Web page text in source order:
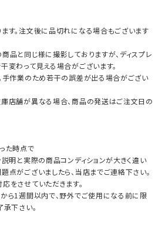
す。注文後に品切れになる場合もございます
と同じ様に撮影しておりますが、ディスプレ
変わって見える場合がございます。
手作業のため若干の誤差が出る場合がござい
店舗が異なる場合、商品の発送はご注文日の
た時点で
明と実際の商品コンディションが大きく違い
点がございましたら、当店までご連絡下さい。
をさせていただきます。
ら1週間以内で、野外でご使用になる前に限
下さい。